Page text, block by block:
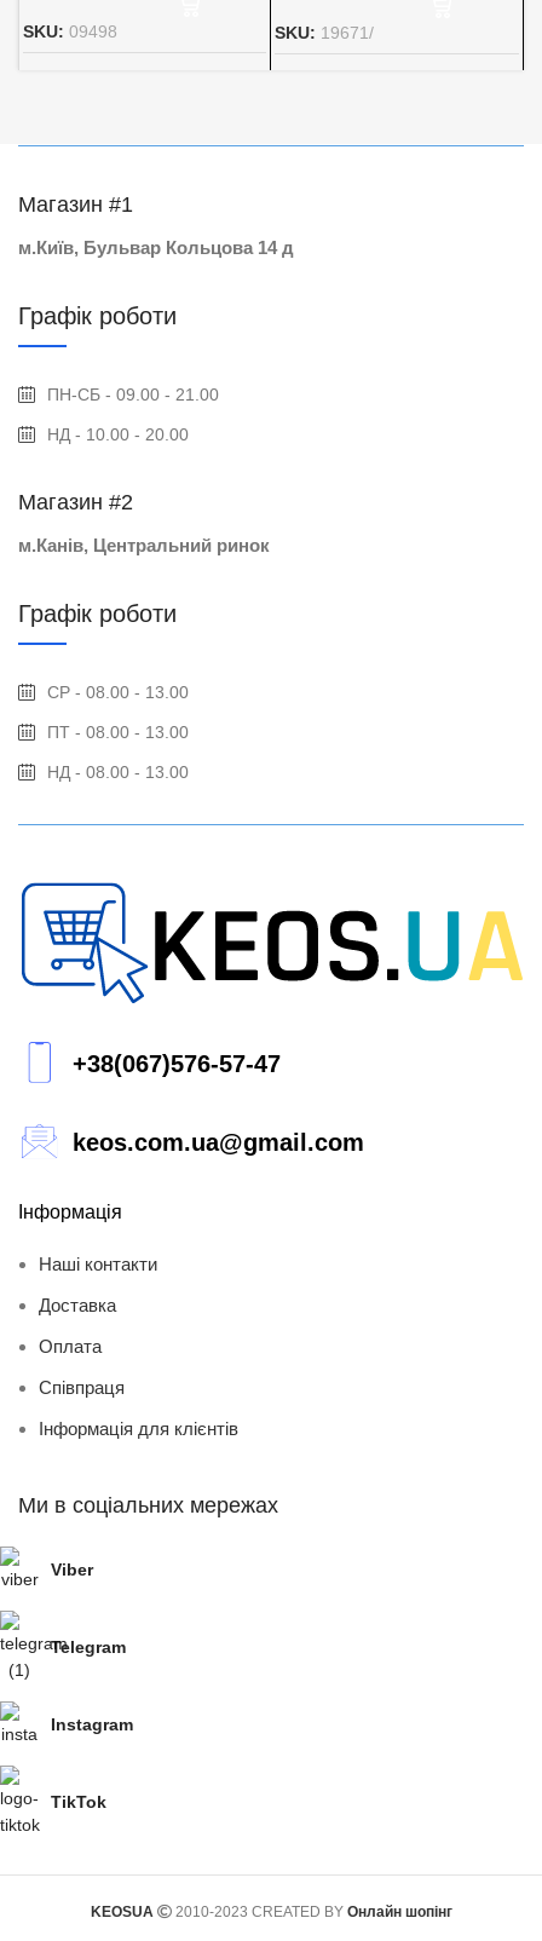
SKU: 09498 SKU: 19671/
Магазин #1
м.Київ, Бульвар Кольцова 14 д
Графік роботи
ПН-СБ - 09.00 - 21.00
НД - 10.00 - 20.00
Магазин #2
м.Канів, Центральний ринок
Графік роботи
СР - 08.00 - 13.00
ПТ - 08.00 - 13.00
НД - 08.00 - 13.00
+38(067)576-57-47
keos.com.ua@gmail.com
Інформація
Наші контакти
Доставка
Оплата
Співпраця
Інформація для клієнтів
Ми в соціальних мережах
Viber
Telegram
Instagram
TikTok
KEOSUA 2010-2023 CREATED BY Онлайн шопінг